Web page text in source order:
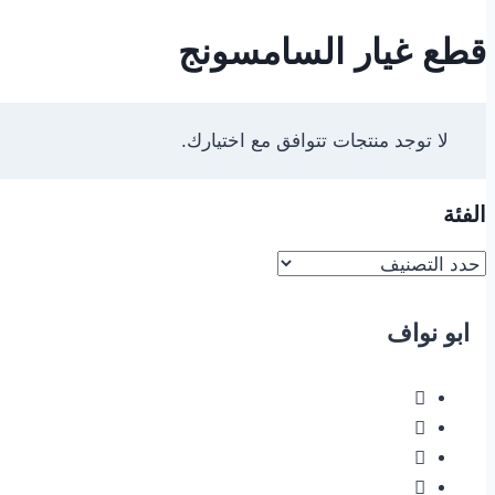
قطع غيار السامسونج
لا توجد منتجات تتوافق مع اختيارك.
الفئة
ابو نواف